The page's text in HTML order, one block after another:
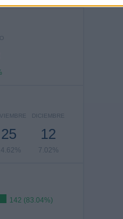
25
DICIEMBRE
12
7.02%
142 (83.04%)